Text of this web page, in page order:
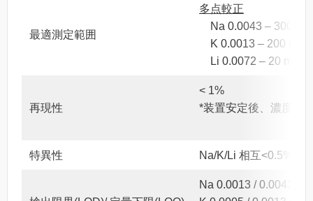
最適測定範囲
多点較正
Na 0.0043 – 300
K 0.0013 – 200
Li 0.0072 – 20
再現性
< 1%
*装置安定後、濃度
特異性 Na/K/Li 相互<0.5%以
Na 0.0013 / 0.0043